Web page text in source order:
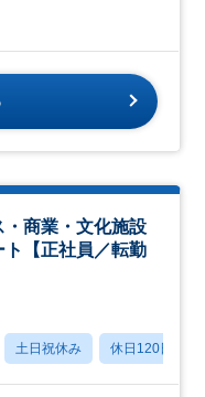
・商業・文化施設
【正社員／転勤
土日祝休み 休日120日以上